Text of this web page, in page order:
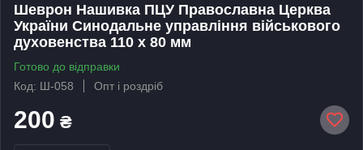
Шеврон Нашивка ПЦУ Православна Церква
України Синодальне управління військового
духовенства 110 х 80 мм
Готово до відправки
Код: Ш-058
Опт і роздріб
200 ₴